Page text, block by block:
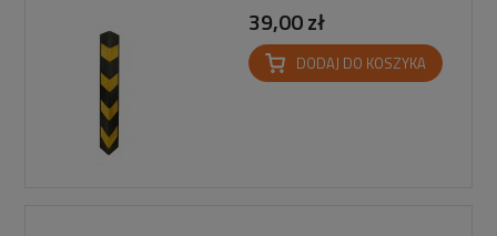
39,00 zł
DODAJ DO KOSZYKA